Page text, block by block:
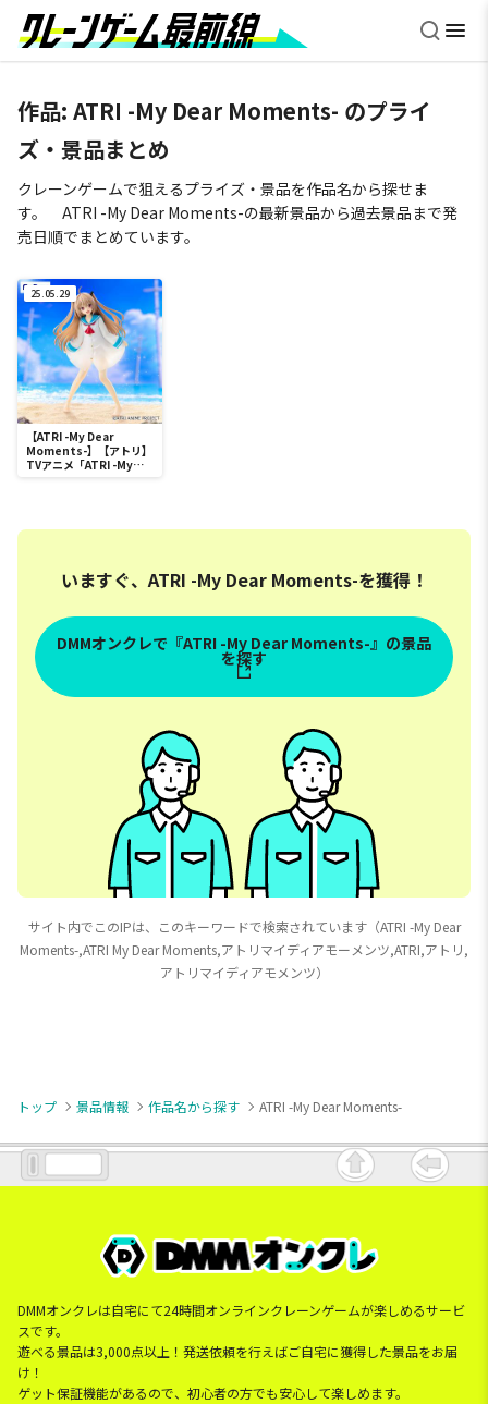
作品: ATRI -My Dear Moments- のプライ
ズ・景品まとめ
クレーンゲームで狙えるプライズ・景品を作品名から探せま
す。 ATRI -My Dear Moments-の最新景品から過去景品まで発
売日順でまとめています。
25.05.29
【ATRI -My Dear
Moments-】【アトリ】
TVアニメ「ATRI -My
いますぐ、ATRI -My Dear Moments-を獲得！
DMMオンクレで『ATRI -My Dear Moments-』の景品
を探す
サイト内でこのIPは、このキーワードで検索されています（ATRI -My Dear
Moments-,ATRI My Dear Moments,アトリマイディアモーメンツ,ATRI,アトリ,
アトリマイディアモメンツ）
トップ 景品情報 作品名から探す ATRI -My Dear Moments-
DMMオンクレは自宅にて24時間オンラインクレーンゲームが楽しめるサービ
スです。
遊べる景品は3,000点以上！発送依頼を行えばご自宅に獲得した景品をお届
け！
ゲット保証機能があるので、初心者の方でも安心して楽しめます。